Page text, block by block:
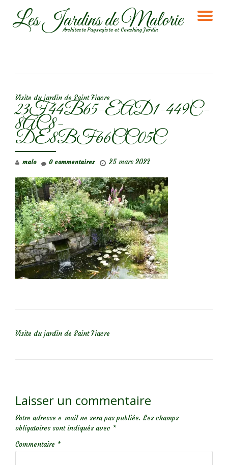
AllerLes Jardins de Malorie
Architecte Paysagiste et Coaching Jardin
Visite du jardin de Saint Fiacre
23F44B65-EAD1-449C-
8AC8-
DE8BF66CC05C
malo 25 mars 2023
0 commentaires
Visite du jardin de Saint Fiacre
Laisser un commentaire
Votre adresse e-mail ne sera pas publiée. Les champs
obligatoires sont indiqués avec *
Commentaire *